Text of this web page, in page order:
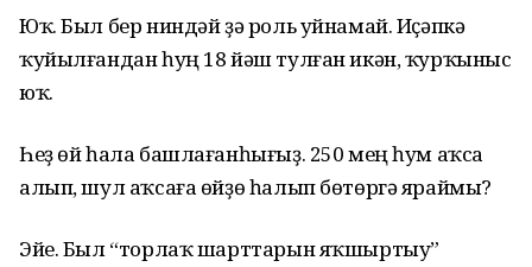
Юҡ. Был бер ниндәй ҙә роль уйнамай. Иҫәпкә
ҡуйылғандан һуң 18 йәш тулған икән, ҡурҡыныс
юҡ.
Һеҙ өй һала башлағанһығыҙ. 250 мең һум аҡса
алып, шул аҡсаға өйҙө һалып бөтөргә яраймы?
Эйе. Был “торлаҡ шарттарын яҡшыртыу”